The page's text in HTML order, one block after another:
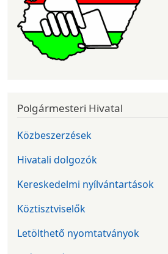
Polgármesteri Hivatal
Közbeszerzések
Hivatali dolgozók
Kereskedelmi nyílvántartások
Köztisztviselők
Letölthető nyomtatványok